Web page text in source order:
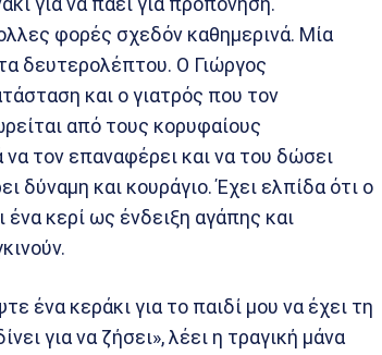
φορές σχεδόν καθημερινά. Μία
δευτερολέπτου. Ο Γιώργος
και ο γιατρός που τον
από τους κορυφαίους
τον επαναφέρει και να του δώσει
δύναμη και κουράγιο. Έχει ελπίδα ότι ο
ένα κερί ως ένδειξη αγάπης και
ένα κεράκι για το παιδί μου να έχει τη
για να ζήσει», λέει η τραγική μάνα